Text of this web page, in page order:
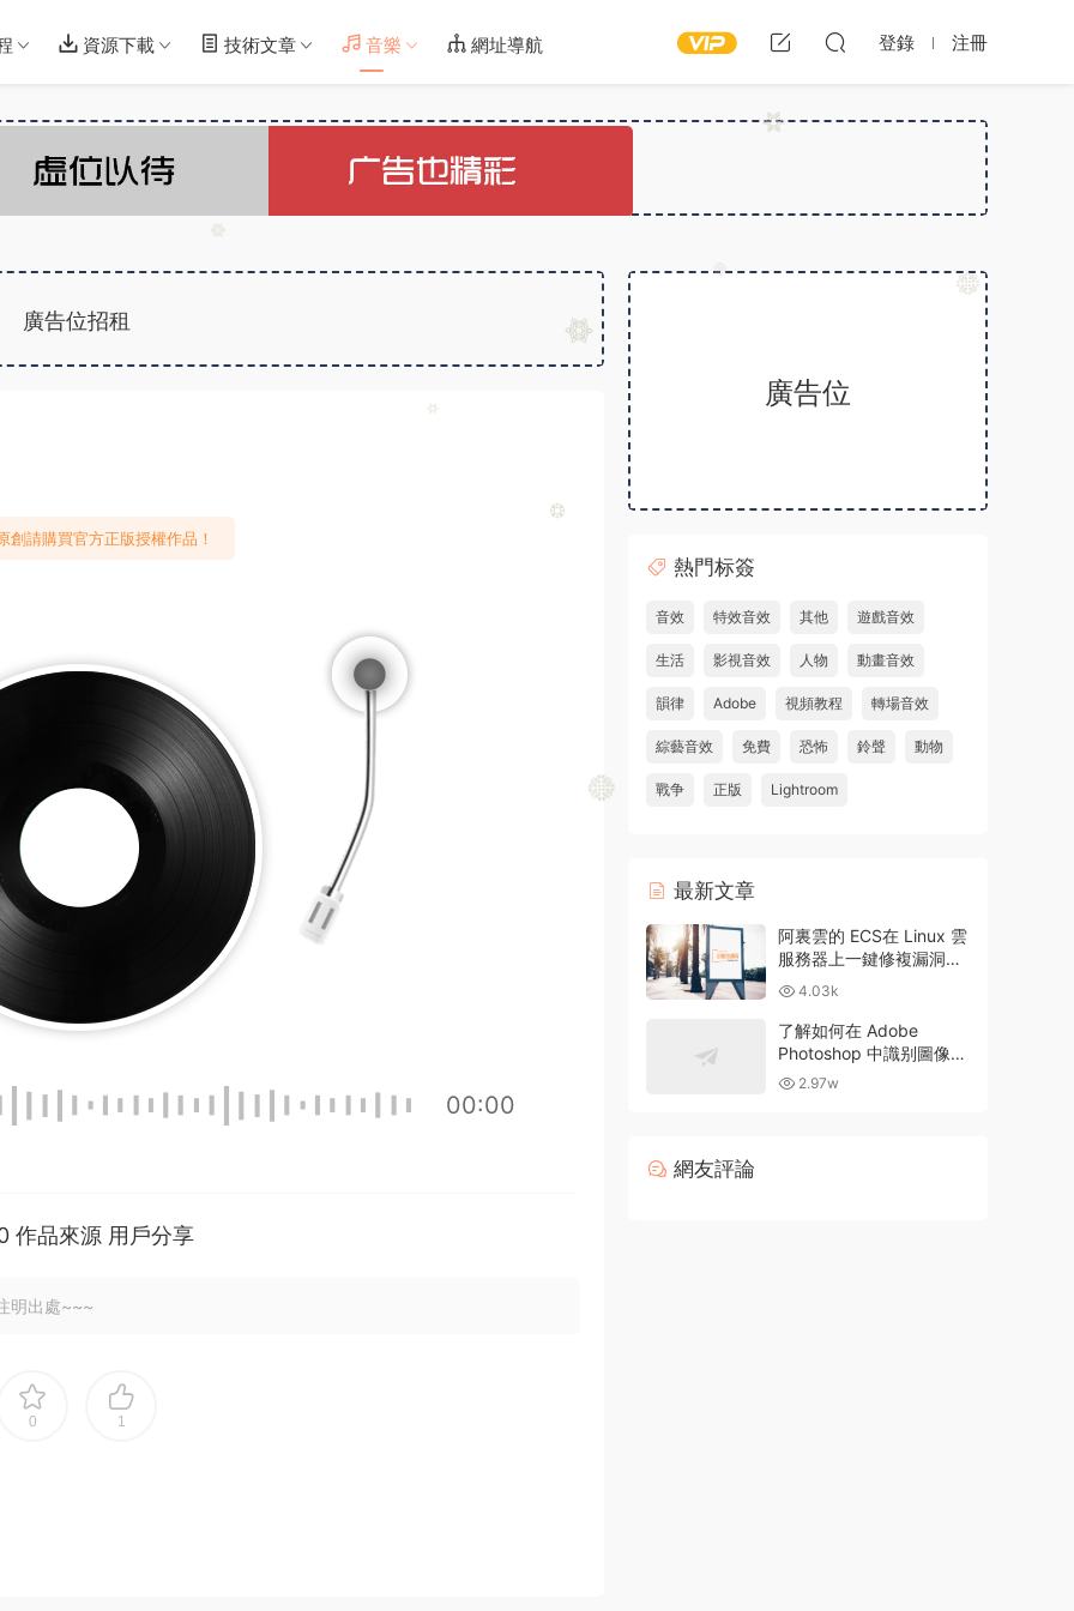
資源下載 技術文章 音樂 網址導航 登錄 注冊
廣告位招租
創請購買官方正版授權作品！
00:00
作品來源 用戶分享
明出處~~~
0 1
廣告位
熱門标簽
音效 特效音效 其他 遊戲音效
生活 影視音效 人物 動畫音效
韻律 Adobe 視頻教程 轉場音效
綜藝音效 免費 恐怖 鈴聲 動物
戰争 正版 Lightroom
最新文章
阿裏雲的 ECS在 Linux 雲
服務器上一鍵修複漏洞和
升級方法
4.03k
了解如何在 Adobe
Photoshop 中識别圖像中
的現有字體
2.97w
網友評論